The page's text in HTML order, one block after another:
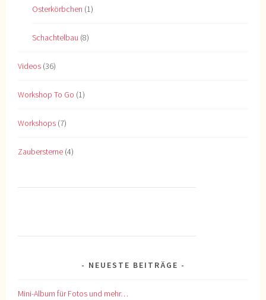
Osterkörbchen (1)
Schachtelbau (8)
Videos (36)
Workshop To Go (1)
Workshops (7)
Zaubersterne (4)
NEUESTE BEITRÄGE
Mini-Album für Fotos und mehr…